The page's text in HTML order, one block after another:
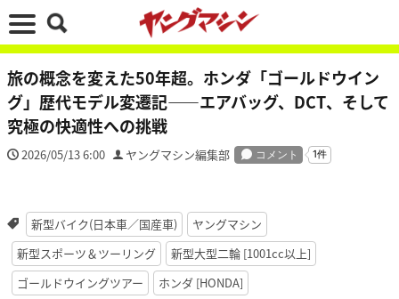
旅の概念を変えた50年超。ホンダ「ゴールドウイン
グ」歴代モデル変遷記——エアバッグ、DCT、そして
究極の快適性への挑戦
2026/05/13 6:00 ヤングマシン編集部
新型バイク(日本車／国産車)
ヤングマシン
新型スポーツ＆ツーリング
新型大型二輪 [1001cc以上]
ゴールドウイングツアー
ホンダ [HONDA]